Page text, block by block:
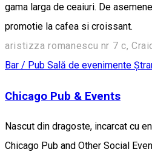
gama larga de ceaiuri. De
promotie la cafea si croissant.
aristizza romanescu nr 7 c,
Bar / Pub Sală de evenimente
Chicago Pub & Events
Nascut din dragoste, incarcat cu
Chicago Pub and Other Social